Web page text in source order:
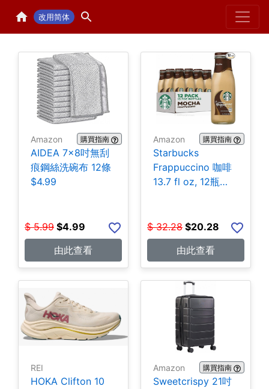
改用简体 Home
Amazon 購買指南
AIDEA 7×8吋無刮
痕鋼絲洗碗布 12條
$4.99
$ 5.99 $4.99
由此查看
Amazon 購買指南
Starbucks
Frappuccino 咖啡
13.7 fl oz, 12瓶
$ 32.28 $20.28
由此查看
REI
HOKA Clifton 10
Amazon 購買指南
Sweetcrispy 21吋